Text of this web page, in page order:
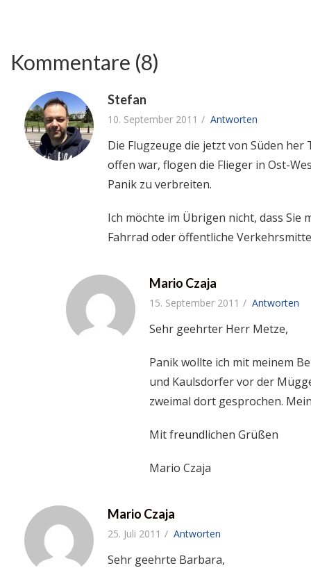
Kommentare (8)
Stefan
10. September 2011 Antworten
Die Flugzeuge die jetzt von Süden
offen war, flogen die Flieger in Ost-
Panik zu verbreiten.
Ich möchte im Übrigen nicht, dass
Fahrrad oder öffentliche
Mario Czaja
15. September 2011 Antworten
Sehr geehrter Herr Metze,
Panik wollte ich mit meinem
und Kaulsdorfer vor der
zweimal dort gesprochen.
Mit freundlichen Grüßen
Mario Czaja
Mario Czaja
25. Juli 2011 Antworten
Sehr geehrte Barbara,